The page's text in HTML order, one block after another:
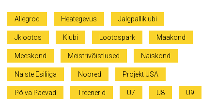
Allegrod Heategevus Jalgpalliklubi
Jklootos Klubi Lootospark Maakond
Meeskond Meistrivõistlused Naiskond
Naiste Esiliiga Noored Projekt USA
Põlva Päevad Treenerid U7 U8 U9